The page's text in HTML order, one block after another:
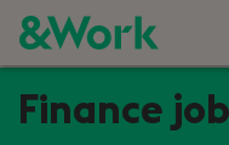
Finance